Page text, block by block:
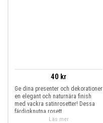
40 kr
Ge dina presenter och dekorationer
en elegant och naturnära finish
med vackra satinrosetter! Dessa
färdigknutna rosett
Läs mer